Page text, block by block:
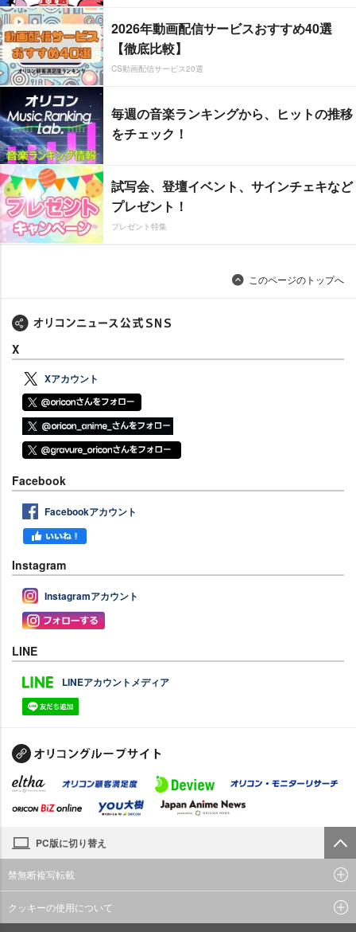
2026年動画配信サービスおすすめ40選
【徹底比較】
CS動画配信サービス20選
毎週の音楽ランキングから、ヒットの推移
をチェック！
試写会、登壇イベント、サインチェキなど
プレゼント！
プレゼント特集
このページのトップへ
X
Xアカウント
Facebook
Facebookアカウント
Instagram
Instagramアカウント
LINE
LINEアカウントメディア
PC版に切り替え
禁無断複写転載
クッキーの使用について